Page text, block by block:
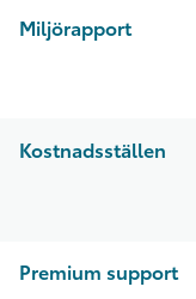
Miljörapport
Kostnadsställen
Premium support